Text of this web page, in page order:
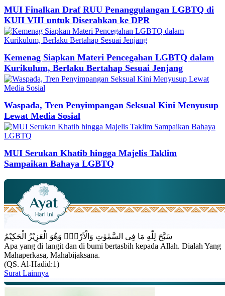
MUI Finalkan Draf RUU Penanggulangan LGBTQ di
KUII VIII untuk Diserahkan ke DPR
Kemenag Siapkan Materi Pencegahan LGBTQ dalam
Kurikulum, Berlaku Bertahap Sesuai Jenjang
Waspada, Tren Penyimpangan Seksual Kini Menyusup
Lewat Media Sosial
MUI Serukan Khatib hingga Majelis Taklim
Sampaikan Bahaya LGBTQ
سَبَّحَ لِلّٰهِ مَا فِى السَّمٰوٰتِ وَالْاَرْضِۚ وَهُوَ الْعَزِيْزُ الْحَكِيْمُ
Apa yang di langit dan di bumi bertasbih kepada Allah. Dialah Yang
Mahaperkasa, Mahabijaksana.
(QS. Al-Hadid:1)
Surat Lainnya